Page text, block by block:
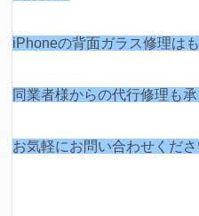
iPhoneの背面ガラス修理はも
同業者様からの代行修理も
お気軽にお問い合わせくだ